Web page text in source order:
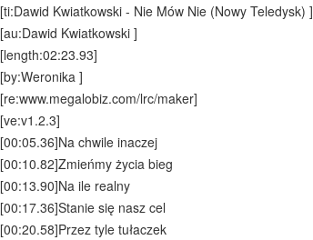
[ti:Dawid Kwiatkowski - Nie Mów Nie (Nowy Teledysk) ]
[au:Dawid Kwiatkowski ]
[length:02:23.93]
[by:Weronika ]
[re:www.megalobiz.com/lrc/maker]
[ve:v1.2.3]
[00:05.36]Na chwile inaczej
[00:10.82]Zmieńmy życia bieg
[00:13.90]Na ile realny
[00:17.36]Stanie się nasz cel
[00:20.58]Przez tyle tułaczek